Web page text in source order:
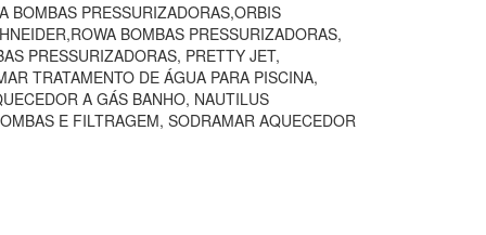
BOMBAS PRESSURIZADORAS,ORBIS
BOMBAS PRESSURIZADORAS,
PRESSURIZADORAS, PRETTY JET,
TRATAMENTO DE ÁGUA PARA PISCINA,
A GÁS BANHO, NAUTILUS
E FILTRAGEM, SODRAMAR AQUECEDOR